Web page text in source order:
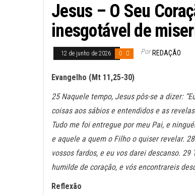
Jesus – O Seu
inesgotável de
12 de junho de 2026 0 Por REDAÇÃO
Evangelho (Mt 11,25-30)
25 Naquele tempo, Jesus pôs-se a dizer:
coisas aos sábios e entendidos e as
Tudo me foi entregue por meu Pai, e
e aquele a quem o Filho o quiser revelar.
vossos fardos, e eu vos darei descanso.
humilde de coração, e vós encontrareis
Reflexão